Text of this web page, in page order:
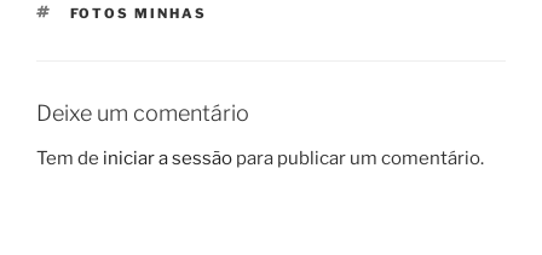
ETIQUETAS
FOTOS MINHAS
Deixe um comentário
Tem de iniciar a sessão para publicar um comentário.